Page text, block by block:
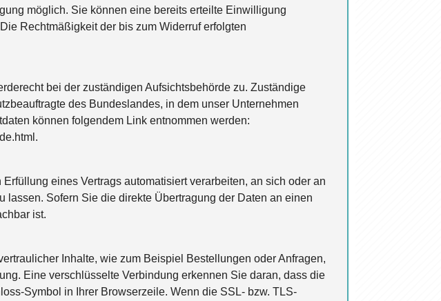
möglich. Sie können eine bereits erteilte Einwilligung
Rechtmäßigkeit der bis zum Widerruf erfolgten
bei der zuständigen Aufsichtsbehörde zu. Zuständige
des Bundeslandes, in dem unser Unternehmen
können folgendem Link entnommen werden:
eines Vertrags automatisiert verarbeiten, an sich oder an
Sofern Sie die direkte Übertragung der Daten an einen
ist.
Inhalte, wie zum Beispiel Bestellungen oder Anfragen,
Eine verschlüsselte Verbindung erkennen Sie daran, dass die
Symbol in Ihrer Browserzeile. Wenn die SSL- bzw. TLS-